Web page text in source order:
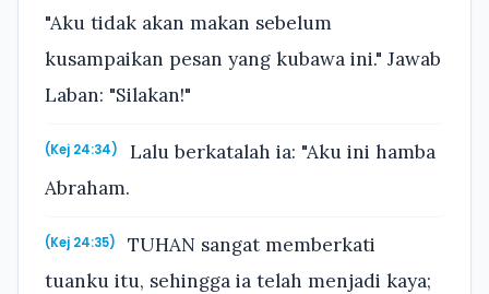
"Aku tidak akan makan sebelum
kusampaikan pesan yang kubawa ini." Jawab
Laban: "Silakan!"
(Kej 24:34)
Lalu berkatalah ia: "Aku ini hamba
Abraham.
(Kej 24:35)
TUHAN sangat memberkati
tuanku itu, sehingga ia telah menjadi kaya;